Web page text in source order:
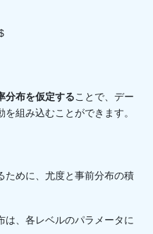
分布を仮定することで、デー
組み込むことができます。
ために、尤度と事前分布の積
は、各レベルのパラメータに